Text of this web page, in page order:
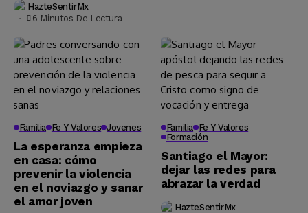
HazteSentirMx
6 Minutos De Lectura
Familia Fe Y Valores Jovenes
La esperanza empieza
en casa: cómo
prevenir la violencia
en el noviazgo y sanar
el amor joven
Familia Fe Y Valores
Formación
Santiago el Mayor:
dejar las redes para
abrazar la verdad
HazteSentirMx